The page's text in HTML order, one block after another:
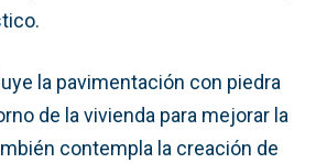
la pavimentación con piedra
de la vivienda para mejorar la
contempla la creación de